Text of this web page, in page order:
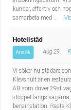
kunder, effektiv och
samarbeta med ...
Hotellstäd
Ansök Aug 29
Vi söker nu städare
Klevshult är en
AB som driver 29st
stoppet längs vägarna
bensinstation. Rasta